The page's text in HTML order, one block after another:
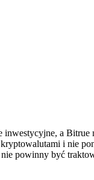
a
i nie
powinny być